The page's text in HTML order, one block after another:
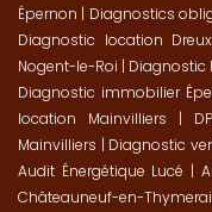
Épernon | Diagnostics
Diagnostic location Dreux
Nogent-le-Roi | Diagnostic
Diagnostic immobilier
location Mainvilliers |
Mainvilliers | Diagnostic
Audit Énergétique Lucé |
Châteauneuf-en-